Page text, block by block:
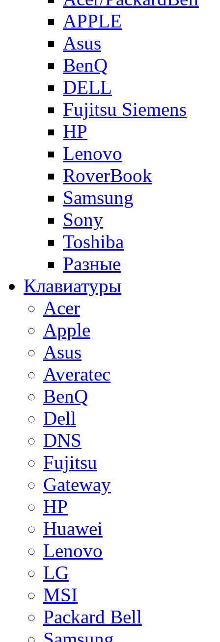
APPLE
Asus
BenQ
DELL
Fujitsu Siemens
HP
Lenovo
RoverBook
Samsung
Sony
Toshiba
Разные
Клавиатуры
Acer
Apple
Asus
Averatec
BenQ
Dell
DNS
Fujitsu
Gateway
HP
Huawei
Lenovo
LG
MSI
Packard Bell